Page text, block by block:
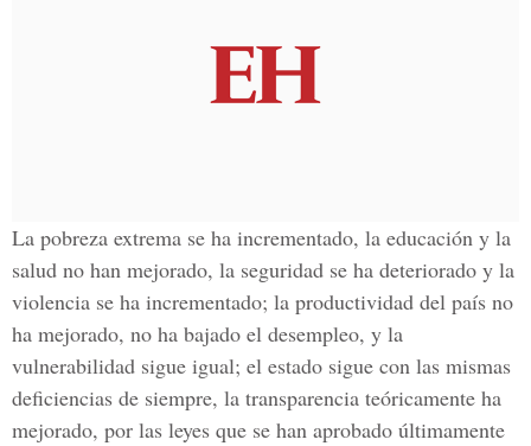
La pobreza extrema se ha incrementado, la educación y la
salud no han mejorado, la seguridad se ha deteriorado y la
violencia se ha incrementado; la productividad del país no
ha mejorado, no ha bajado el desempleo, y la
vulnerabilidad sigue igual; el estado sigue con las mismas
deficiencias de siempre, la transparencia teóricamente ha
mejorado, por las leyes que se han aprobado últimamente